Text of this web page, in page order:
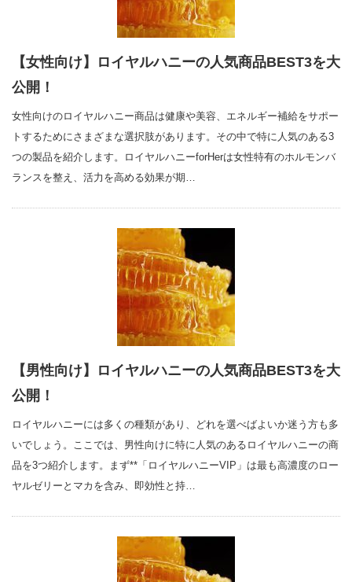
【女性向け】ロイヤルハニーの人気商品BEST3を大
公開！
女性向けのロイヤルハニー商品は健康や美容、エネルギー補給をサポー
トするためにさまざまな選択肢があります。その中で特に人気のある3
つの製品を紹介します。ロイヤルハニーforHerは女性特有のホルモンバ
ランスを整え、活力を高める効果が期…
【男性向け】ロイヤルハニーの人気商品BEST3を大
公開！
ロイヤルハニーには多くの種類があり、どれを選べばよいか迷う方も多
いでしょう。ここでは、男性向けに特に人気のあるロイヤルハニーの商
品を3つ紹介します。まず**「ロイヤルハニーVIP」は最も高濃度のロー
ヤルゼリーとマカを含み、即効性と持…